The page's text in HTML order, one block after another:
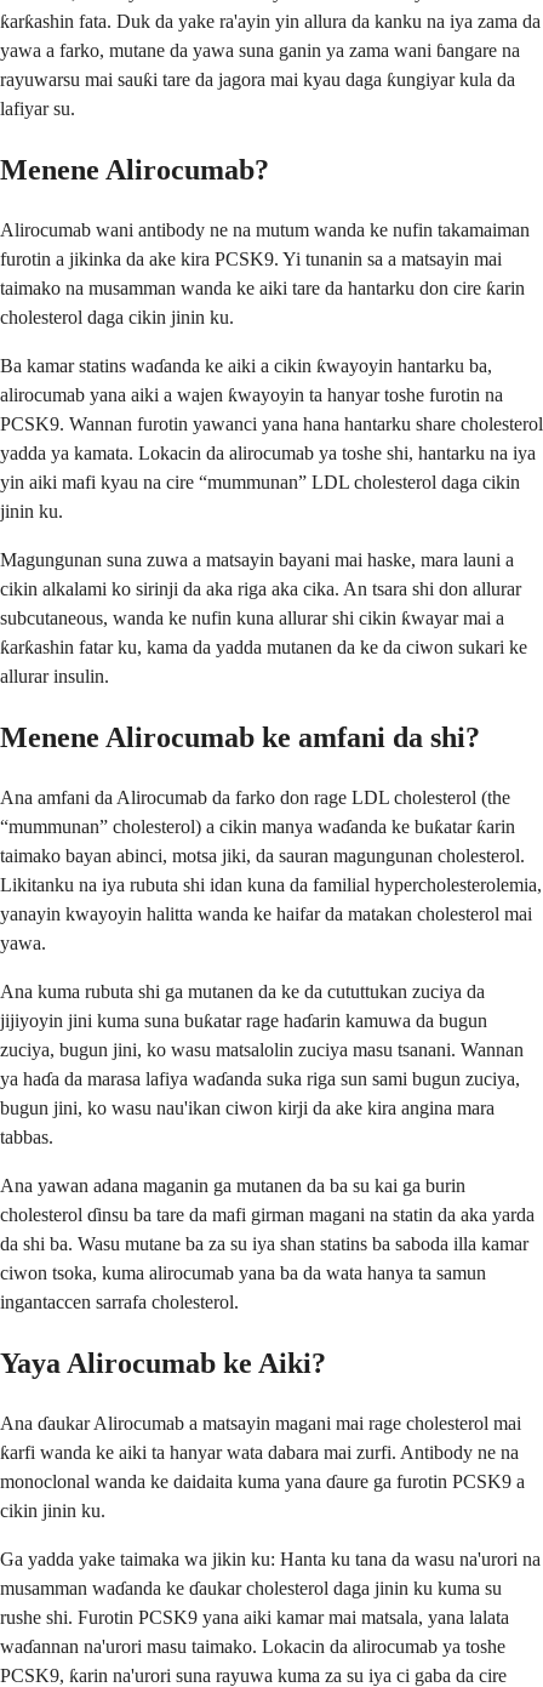
ƙarƙashin fata. Duk da yake ra'ayin yin allura da kanku na iya zama da
yawa a farko, mutane da yawa suna ganin ya zama wani ɓangare na
rayuwarsu mai sauƙi tare da jagora mai kyau daga ƙungiyar kula da
lafiyar su.
Menene Alirocumab?
Alirocumab wani antibody ne na mutum wanda ke nufin takamaiman
furotin a jikinka da ake kira PCSK9. Yi tunanin sa a matsayin mai
taimako na musamman wanda ke aiki tare da hantarku don cire ƙarin
cholesterol daga cikin jinin ku.
Ba kamar statins waɗanda ke aiki a cikin ƙwayoyin hantarku ba,
alirocumab yana aiki a wajen ƙwayoyin ta hanyar toshe furotin na
PCSK9. Wannan furotin yawanci yana hana hantarku share cholesterol
yadda ya kamata. Lokacin da alirocumab ya toshe shi, hantarku na iya
yin aiki mafi kyau na cire “mummunan” LDL cholesterol daga cikin
jinin ku.
Magungunan suna zuwa a matsayin bayani mai haske, mara launi a
cikin alkalami ko sirinji da aka riga aka cika. An tsara shi don allurar
subcutaneous, wanda ke nufin kuna allurar shi cikin ƙwayar mai a
ƙarƙashin fatar ku, kama da yadda mutanen da ke da ciwon sukari ke
allurar insulin.
Menene Alirocumab ke amfani da shi?
Ana amfani da Alirocumab da farko don rage LDL cholesterol (the
“mummunan” cholesterol) a cikin manya waɗanda ke buƙatar ƙarin
taimako bayan abinci, motsa jiki, da sauran magungunan cholesterol.
Likitanku na iya rubuta shi idan kuna da familial hypercholesterolemia,
yanayin kwayoyin halitta wanda ke haifar da matakan cholesterol mai
yawa.
Ana kuma rubuta shi ga mutanen da ke da cututtukan zuciya da
jijiyoyin jini kuma suna buƙatar rage haɗarin kamuwa da bugun
zuciya, bugun jini, ko wasu matsalolin zuciya masu tsanani. Wannan
ya haɗa da marasa lafiya waɗanda suka riga sun sami bugun zuciya,
bugun jini, ko wasu nau'ikan ciwon kirji da ake kira angina mara
tabbas.
Ana yawan adana maganin ga mutanen da ba su kai ga burin
cholesterol ɗinsu ba tare da mafi girman magani na statin da aka yarda
da shi ba. Wasu mutane ba za su iya shan statins ba saboda illa kamar
ciwon tsoka, kuma alirocumab yana ba da wata hanya ta samun
ingantaccen sarrafa cholesterol.
Yaya Alirocumab ke Aiki?
Ana ɗaukar Alirocumab a matsayin magani mai rage cholesterol mai
ƙarfi wanda ke aiki ta hanyar wata dabara mai zurfi. Antibody ne na
monoclonal wanda ke daidaita kuma yana ɗaure ga furotin PCSK9 a
cikin jinin ku.
Ga yadda yake taimaka wa jikin ku: Hanta ku tana da wasu na'urori na
musamman waɗanda ke ɗaukar cholesterol daga jinin ku kuma su
rushe shi. Furotin PCSK9 yana aiki kamar mai matsala, yana lalata
waɗannan na'urori masu taimako. Lokacin da alirocumab ya toshe
PCSK9, ƙarin na'urori suna rayuwa kuma za su iya ci gaba da cire